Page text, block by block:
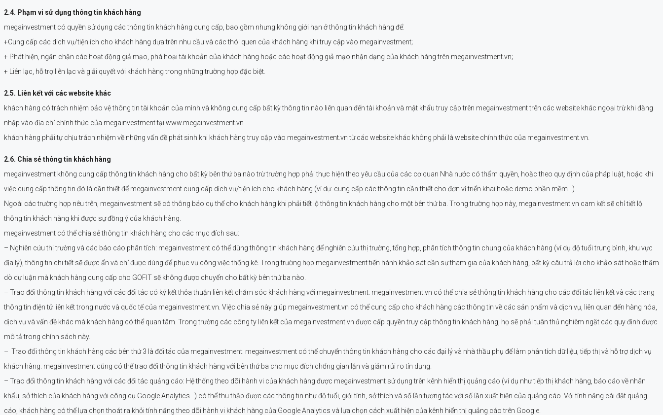
2.4. Phạm vi sử dụng thông tin khách hàng
megainvestment có quyền sử dụng các thông tin khách hàng cung cấp, bao gồm nhưng không giới hạn ở thông tin khách hàng để:
+Cung cấp các dịch vụ/tiện ích cho khách hàng dựa trên nhu cầu và các thói quen của khách hàng khi truy cập vào megainvestment;
+ Phát hiện, ngăn chặn các hoạt động giả mạo, phá hoại tài khoản của khách hàng hoặc các hoạt động giả mạo nhận dạng của khách hàng trên megainvestment.vn;
+ Liên lạc, hỗ trợ liên lạc và giải quyết với khách hàng trong những trường hợp đặc biệt.
2.5. Liên kết với các website khác
khách hàng có trách nhiệm bảo vệ thông tin tài khoản của mình và không cung cấp bất kỳ thông tin nào liên quan đến tài khoản và mật khẩu truy cập trên megainvestment trên các website khác ngoại trừ khi đăng
nhập vào địa chỉ chính thức của megainvestment tại www.megainvestment.vn
khách hàng phải tự chịu trách nhiệm về những vấn đề phát sinh khi khách hàng truy cập vào megainvestment.vn từ các website khác không phải là website chính thức của megainvestment.vn.
2.6. Chia sẻ thông tin khách hàng
megainvestment không cung cấp thông tin khách hàng cho bất kỳ bên thứ ba nào trừ trường hợp phải thực hiện theo yêu cầu của các cơ quan Nhà nước có thẩm quyền, hoặc theo quy định của pháp luật, hoặc khi
việc cung cấp thông tin đó là cần thiết để megainvestment cung cấp dịch vụ/tiện ích cho khách hàng (ví dụ: cung cấp các thông tin cần thiết cho đơn vị triển khai hoặc demo phần mềm…).
Ngoài các trường hợp nêu trên, megainvestment sẽ có thông báo cụ thể cho khách hàng khi phải tiết lộ thông tin khách hàng cho một bên thứ ba. Trong trường hợp này, megainvestment.vn cam kết sẽ chỉ tiết lộ
thông tin khách hàng khi được sự đồng ý của khách hàng.
megainvestment có thể chia sẻ thông tin khách hàng cho các mục đích sau:
– Nghiên cứu thị trường và các báo cáo phân tích: megainvestment có thể dùng thông tin khách hàng để nghiên cứu thị trường, tổng hợp, phân tích thông tin chung của khách hàng (ví dụ độ tuổi trung bình, khu vực
địa lý), thông tin chi tiết sẽ được ẩn và chỉ được dùng để phục vụ công việc thống kê. Trong trường hợp megainvestment tiến hành khảo sát cần sự tham gia của khách hàng, bất kỳ câu trả lời cho khảo sát hoặc thăm
dò dư luận mà khách hàng cung cấp cho GOFIT sẽ không được chuyển cho bất kỳ bên thứ ba nào.
– Trao đổi thông tin khách hàng với các đối tác có ký kết thỏa thuận liên kết chăm sóc khách hàng với megainvestment: megainvestment.vn có thể chia sẻ thông tin khách hàng cho các đối tác liên kết và các trang
thông tin điện tử liên kết trong nước và quốc tế của megainvestment.vn. Việc chia sẻ này giúp megainvestment.vn có thể cung cấp cho khách hàng các thông tin về các sản phẩm và dịch vụ, liên quan đến hàng hóa,
dịch vụ và vấn đề khác mà khách hàng có thể quan tâm. Trong trường các công ty liên kết của megainvestment.vn được cấp quyền truy cập thông tin khách hàng, họ sẽ phải tuân thủ nghiêm ngặt các quy định được
mô tả trong chính sách này.
– Trao đổi thông tin khách hàng các bên thứ 3 là đối tác của megainvestment: megainvestment có thể chuyển thông tin khách hàng cho các đại lý và nhà thầu phụ để làm phân tích dữ liệu, tiếp thị và hỗ trợ dịch vụ
khách hàng. megainvestment cũng có thể trao đổi thông tin khách hàng với bên thứ ba cho mục đích chống gian lận và giảm rủi ro tín dụng.
– Trao đổi thông tin khách hàng với các đối tác quảng cáo: Hệ thống theo dõi hành vi của khách hàng được megainvestment sử dụng trên kênh hiển thị quảng cáo (ví dụ như tiếp thị khách hàng, báo cáo về nhân
khẩu, sở thích của khách hàng với công cụ Google Analytics…) có thể thu thập được các thông tin như độ tuổi, giới tính, sở thích và số lần tương tác với số lần xuất hiện của quảng cáo. Với tính năng cài đặt quảng
cáo, khách hàng có thể lựa chọn thoát ra khỏi tính năng theo dõi hành vi khách hàng của Google Analytics và lựa chọn cách xuất hiện của kênh hiển thị quảng cáo trên Google.